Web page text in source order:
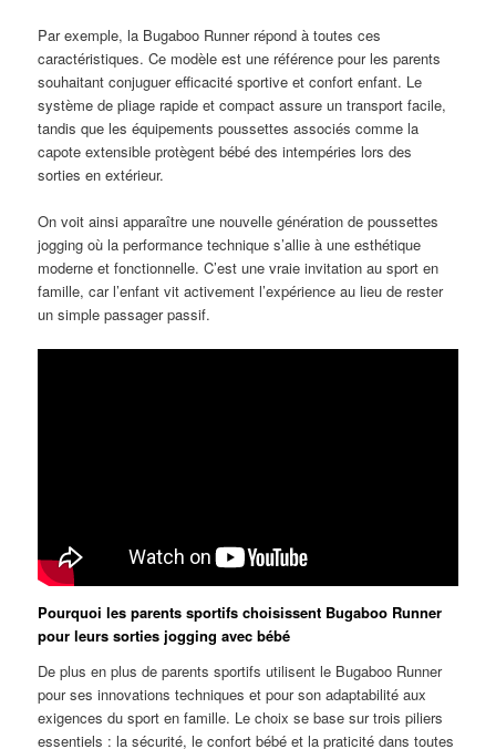
Par exemple, la Bugaboo Runner répond à toutes ces
caractéristiques. Ce modèle est une référence pour les parents
souhaitant conjuguer efficacité sportive et confort enfant. Le
système de pliage rapide et compact assure un transport facile,
tandis que les équipements poussettes associés comme la
capote extensible protègent bébé des intempéries lors des
sorties en extérieur.
On voit ainsi apparaître une nouvelle génération de poussettes
jogging où la performance technique s’allie à une esthétique
moderne et fonctionnelle. C’est une vraie invitation au sport en
famille, car l’enfant vit activement l’expérience au lieu de rester
un simple passager passif.
Pourquoi les parents sportifs choisissent Bugaboo Runner
pour leurs sorties jogging avec bébé
De plus en plus de parents sportifs utilisent le Bugaboo Runner
pour ses innovations techniques et pour son adaptabilité aux
exigences du sport en famille. Le choix se base sur trois piliers
essentiels : la sécurité, le confort bébé et la praticité dans toutes